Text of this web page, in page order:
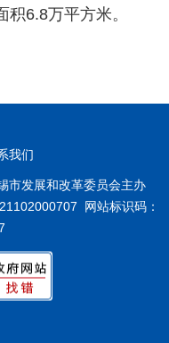
6.8万平方米。
我们
市发展和改革委员会主办
网站标识码：